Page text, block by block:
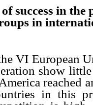
success in
in
VI European
show
reached
in this